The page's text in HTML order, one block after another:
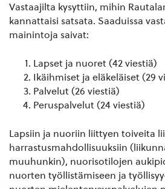
Vastaajilta kysyttiin, mihin
kannattaisi satsata. Saaduissa
mainintoja saivat:
Lapset ja nuoret (42 viestiä)
Ikäihmiset ja eläkeläiset (29
Palvelut (26 viestiä)
Peruspalvelut (24 viestiä)
Lapsiin ja nuoriin liittyen toiveita
harrastusmahdollisuuksiin
muuhunkin), nuorisotilojen
nuorten työllistämiseen ja